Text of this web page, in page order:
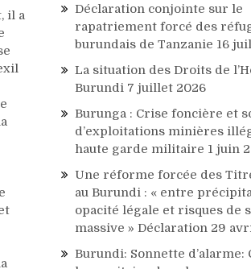
il a
Déclaration conjointe sur le
rapatriement forcé des
burundais de Tanzanie 16
La situation des Droits de
Burundi 7 juillet 2026
Burunga : Crise foncière et
d’exploitations minières
haute garde militaire 1 juin
Une réforme forcée des
au Burundi : « entre
opacité légale et risques de
massive » Déclaration 29
Burundi: Sonnette d’alarme: